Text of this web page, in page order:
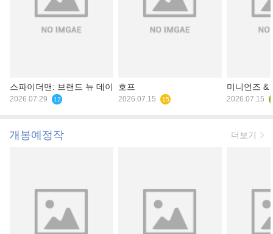
스파이더맨: 브랜드 뉴 데이
2026.07.29 12
호프
2026.07.15 15
미니언즈 &
2026.07.15
개봉예정작 더보기